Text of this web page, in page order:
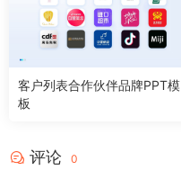
客户列表合作伙伴品牌PPT模
板
评论 0